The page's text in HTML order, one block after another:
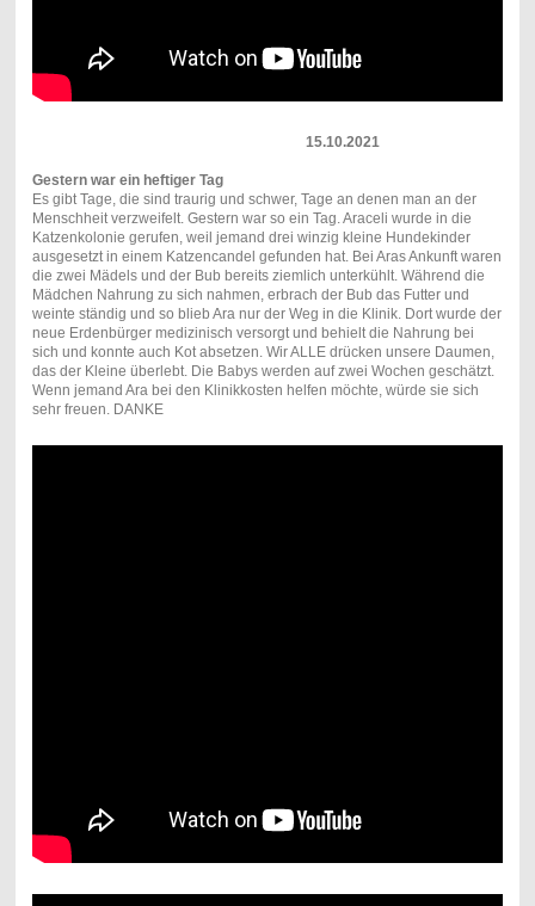
15.10.2021
Gestern war ein heftiger Tag
Es gibt Tage, die sind traurig und schwer, Tage an denen man an der
Menschheit verzweifelt. Gestern war so ein Tag. Araceli wurde in die
Katzenkolonie gerufen, weil jemand drei winzig kleine Hundekinder
ausgesetzt in einem Katzencandel gefunden hat. Bei Aras Ankunft waren
die zwei Mädels und der Bub bereits ziemlich unterkühlt. Während die
Mädchen Nahrung zu sich nahmen, erbrach der Bub das Futter und
weinte ständig und so blieb Ara nur der Weg in die Klinik. Dort wurde der
neue Erdenbürger medizinisch versorgt und behielt die Nahrung bei
sich und konnte auch Kot absetzen. Wir ALLE drücken unsere Daumen,
das der Kleine überlebt. Die Babys werden auf zwei Wochen geschätzt.
Wenn jemand Ara bei den Klinikkosten helfen möchte, würde sie sich
sehr freuen. DANKE